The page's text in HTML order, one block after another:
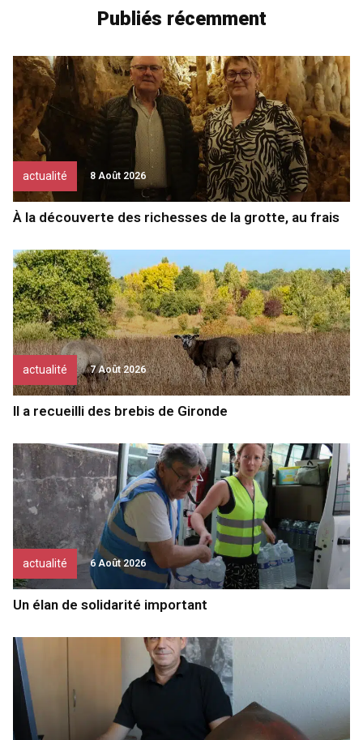
Publiés récemment
actualité 8 Août 2026
À la découverte des richesses de la grotte, au frais
actualité 7 Août 2026
Il a recueilli des brebis de Gironde
actualité 6 Août 2026
Un élan de solidarité important